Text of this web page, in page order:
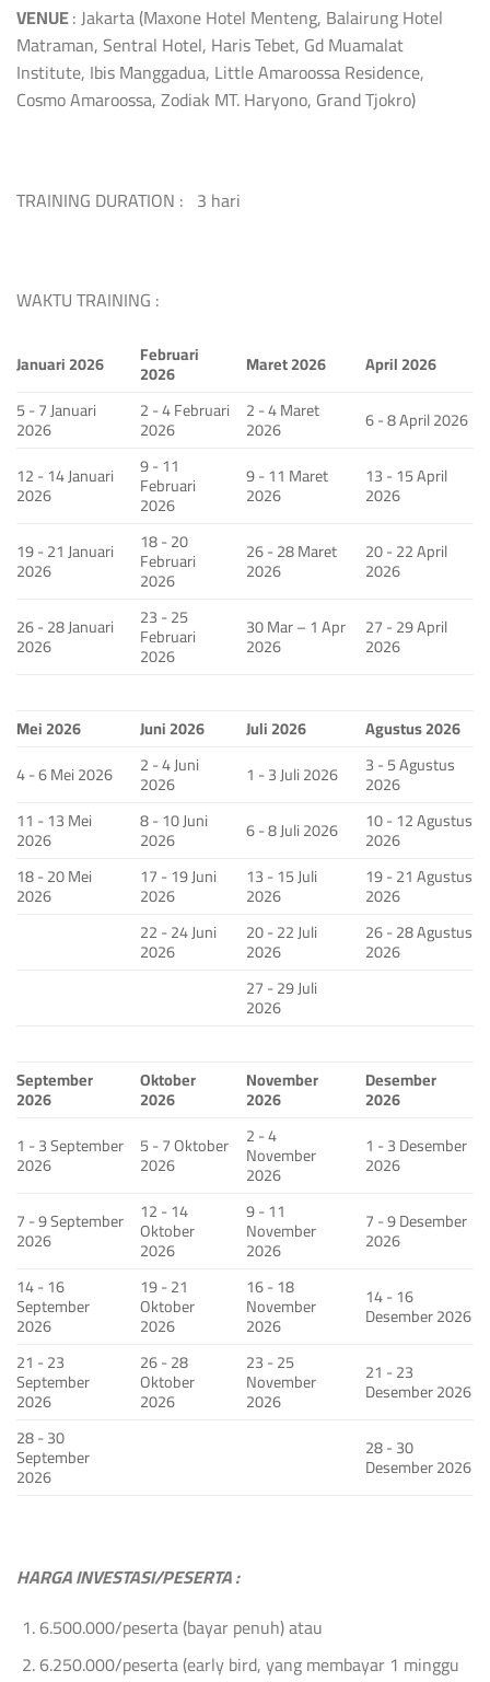
VENUE: Jakarta (Maxone Hotel Menteng, Balairung Hotel
Matraman, Sentral Hotel, Haris Tebet, Gd Muamalat
Institute, Ibis Manggadua, Little Amaroossa Residence,
Cosmo Amaroossa, Zodiak MT. Haryono, Grand Tjokro)
TRAINING DURATION : 3 hari
WAKTU TRAINING :
Januari 2026 Februari
2026 Maret 2026
April 2026
5 - 7 Januari
2026
2 - 4 Februari
2026
2 - 4 Maret
2026
6 - 8 April 2026
12 - 14 Januari
2026
9 - 11
Februari
2026
9 - 11 Maret
2026
13 - 15 April
2026
19 - 21 Januari
2026
18 - 20
Februari
2026
26 - 28 Maret
2026
20 - 22 April
2026
26 - 28 Januari
2026
23 - 25
Februari
2026
30 Mar – 1 Apr
2026
27 - 29 April
2026
Mei 2026 Juni 2026 Juli 2026
Agustus 2026
4 - 6 Mei 2026
2 - 4 Juni
2026 1 - 3 Juli 2026 3 - 5 Agustus
2026
11 - 13 Mei
2026
8 - 10 Juni
2026 6 - 8 Juli 2026 10 - 12 Agustus
2026
18 - 20 Mei
2026
17 - 19 Juni
2026
13 - 15 Juli
2026
19 - 21 Agustus
2026
22 - 24 Juni
2026
20 - 22 Juli
2026
26 - 28 Agustus
2026
27 - 29 Juli
2026
September
2026
Oktober
2026
November
2026
Desember
2026
1 - 3 September
2026
5 - 7 Oktober
2026
2 - 4
November
2026
1 - 3 Desember
2026
7 - 9 September
2026
12 - 14
Oktober
2026
9 - 11
November
2026
7 - 9 Desember
2026
14 - 16
September
2026
19 - 21
Oktober
2026
16 - 18
November
2026
14 - 16
Desember 2026
21 - 23
September
2026
26 - 28
Oktober
2026
23 - 25
November
2026
21 - 23
Desember 2026
28 - 30
September
2026
28 - 30
Desember 2026
HARGA INVESTASI/PESERTA :
6.500.000/peserta (bayar penuh) atau
6.250.000/peserta (early bird, yang membayar 1 minggu